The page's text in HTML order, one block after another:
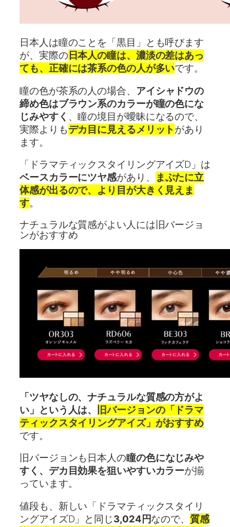
日本人は瞳のことを「黒目」とも呼びます
が、実際の日本人の瞳は、濃淡の差はあっ
ても、正確には茶系の色の人が多いです。
瞳の色が茶系の人の場合、 アイシャドウの
締め色はブラウン系のカラーが瞳の色にな
じみやすく 、瞳の境目が曖昧になるので、
実際よりもデカ目に見えるメリットがあり
ます。
「ドラマティックスタイリングアイズD」は
ベースカラーにツヤ感があり、
まぶたに立
体感が出るので、より目が大きく見えま
す。
ナチュラルな質感がよい人には旧バージョ
ンがおすすめ
「ツヤなしの、ナチュラルな質感の方がよ
い」という人は、
旧バージョンの「ドラマ
ティックスタイリングアイズ」がおすすめ
です。
旧バージョンも日本人の瞳の色になじみや
すく、デカ目効果を狙いやすいカラーが揃
っています。
値段も、新しい「ドラマティックスタイリ
ングアイズD」と同じ3,024円なので、質感